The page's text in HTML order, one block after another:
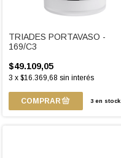
TRIADES PORTAVASO -
169/C3
$49.109,05
3 x $16.369,68 sin interés
3en stock